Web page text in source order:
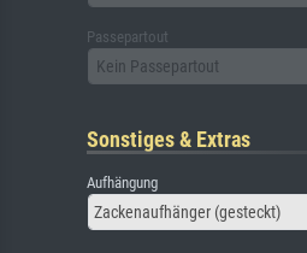
Passepartout
Kein Passepartout
Sonstiges & Extras
Aufhängung
Zackenaufhänger (gesteckt)